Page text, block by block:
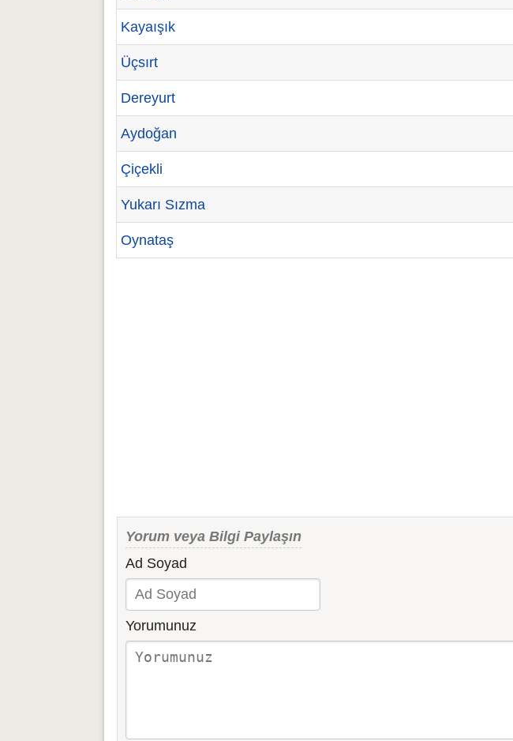
Kayaışık
Üçsırt
Dereyurt
Aydoğan
Çiçekli
Yukarı Sızma
Oynataş
Yorum veya Bilgi Paylaşın
Ad Soyad
Yorumunuz